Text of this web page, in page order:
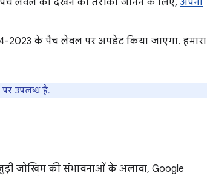
पैच लेवल को देखने का तरीका जानने के लिए, अपना
2023 के पैच लेवल पर अपडेट किया जाएगा. हमारा
पर उपलब्ध हैं.
जोखिम की संभावनाओं के अलावा, Google